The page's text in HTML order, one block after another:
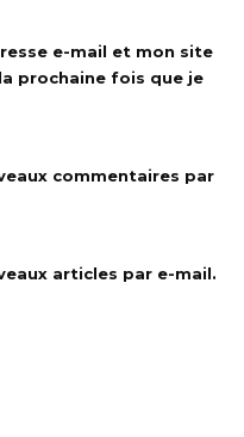
e-mail et mon site
prochaine fois que je
commentaires par
articles par e-mail.